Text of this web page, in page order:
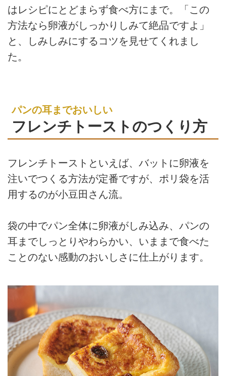
はレシピにとどまらず食べ方にまで。「この
方法なら卵液がしっかりしみて絶品ですよ」
と、しみしみにするコツを見せてくれまし
た。
パンの耳までおいしい
フレンチトーストのつくり方
フレンチトーストといえば、バットに卵液を
注いでつくる方法が定番ですが、ポリ袋を活
用するのが小豆田さん流。
袋の中でパン全体に卵液がしみ込み、パンの
耳までしっとりやわらかい、いままで食べた
ことのない感動のおいしさに仕上がります。